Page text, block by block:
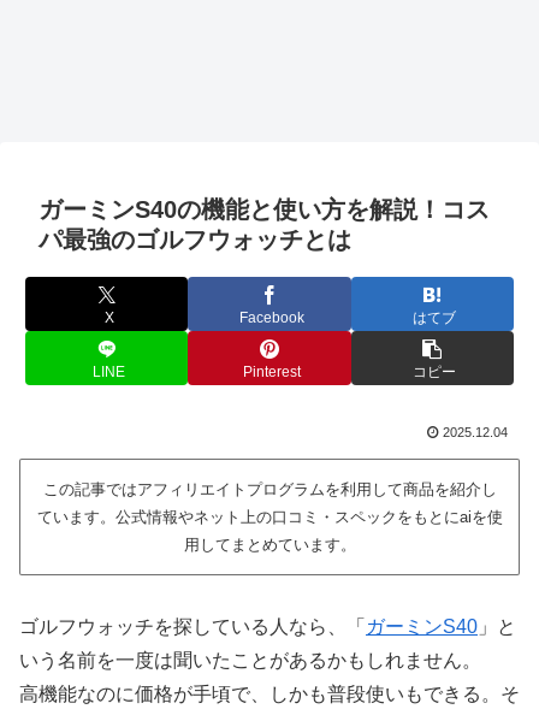
ガーミンS40の機能と使い方を解説！コス
パ最強のゴルフウォッチとは
X Facebook はてブ
LINE Pinterest コピー
2025.12.04
この記事ではアフィリエイトプログラムを利用して商品を紹介し
ています。公式情報やネット上の口コミ・スペックをもとにaiを使
用してまとめています。
ゴルフウォッチを探している人なら、「 ガーミンS40 」と
いう名前を一度は聞いたことがあるかもしれません。
高機能なのに価格が手頃で、しかも普段使いもできる。そ